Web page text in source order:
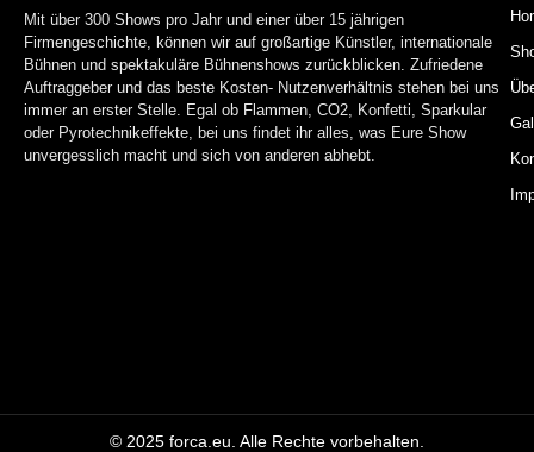
Mit über 300 Shows pro Jahr und einer über 15 jährigen
Firmengeschichte, können wir auf großartige Künstler, internationale
Bühnen und spektakuläre Bühnenshows zurückblicken. Zufriedene
Auftraggeber und das beste Kosten- Nutzenverhältnis stehen bei uns
immer an erster Stelle. Egal ob Flammen, CO2, Konfetti, Sparkular
oder Pyrotechnikeffekte, bei uns findet ihr alles, was Eure Show
unvergesslich macht und sich von anderen abhebt.
© 2025 forca.eu. Alle Rechte vorbehalten.